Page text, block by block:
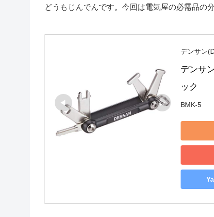
どうもじんでんです。今回は電気屋の必需品の
デンサン
デンサ
ック
BMK-5